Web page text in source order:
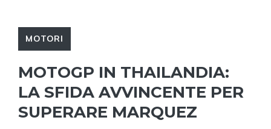
MOTORI
MOTOGP IN THAILANDIA:
LA SFIDA AVVINCENTE PER
SUPERARE MARQUEZ